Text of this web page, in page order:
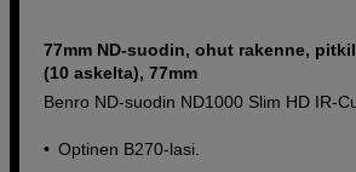
77mm ND-suodin, ohut rakenne,
(10 askelta), 77mm
Benro ND-suodin ND1000 Slim HD IR-
Optinen B270-lasi.